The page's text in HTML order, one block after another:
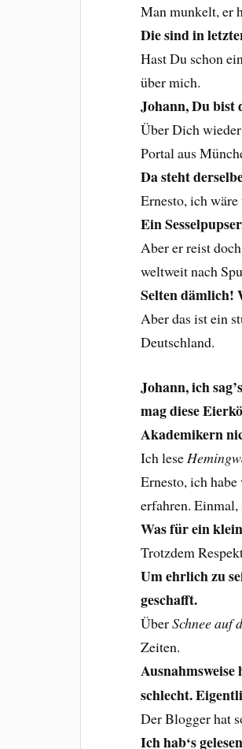
Man munkelt, er
Die sind in
Hast Du schon
über mich.
Johann, Du bist
Über Dich
Portal aus
Da steht
Ernesto, ich
Ein
Aber er reist
weltweit nach
Selten dämlich!
Aber das ist ein
Deutschland.
Johann, ich
mag diese
Akademikern
Ich lese
Ernesto, ich
erfahren. Einmal,
Was für ein
Trotzdem
Um ehrlich zu
geschafft.
ÜberSchnee auf
Zeiten.
schlecht.
Der Blogger hat
Ich hab‘s